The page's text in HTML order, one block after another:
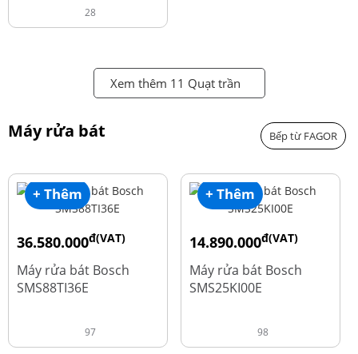
28
Xem thêm 11 Quạt trần
Máy rửa bát Bếp từ FAGOR
+ Thêm
36.580.000đ(VAT)
50.740.000
Máy rửa bát Bosch
SMS88TI36E
97
+ Thêm
14.890.000đ(VAT)
24.270.000
Máy rửa bát Bosch
SMS25KI00E
98